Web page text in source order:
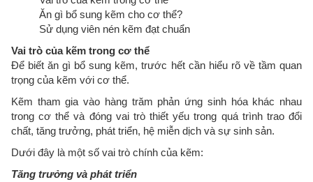
Ăn gì bổ sung kẽm cho cơ thể?
Sử dụng viên nén kẽm đạt chuẩn
Vai trò của kẽm trong cơ thể
Để biết ăn gì bổ sung kẽm, trước hết cần hiểu rõ về tầm quan
trọng của kẽm với cơ thể.
Kẽm tham gia vào hàng trăm phản ứng sinh hóa khác nhau
trong cơ thể và đóng vai trò thiết yếu trong quá trình trao đổi
chất, tăng trưởng, phát triển, hệ miễn dịch và sự sinh sản.
Dưới đây là một số vai trò chính của kẽm:
Tăng trưởng và phát triển